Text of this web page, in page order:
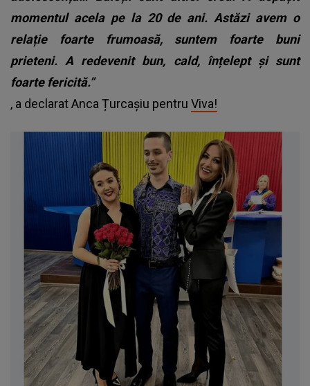
momentul acela pe la 20 de ani. Astăzi avem o
relație foarte frumoasă, suntem foarte buni
prieteni. A redevenit bun, cald, înțelept și sunt
foarte fericită.”
, a declarat Anca Țurcașiu pentru Viva!